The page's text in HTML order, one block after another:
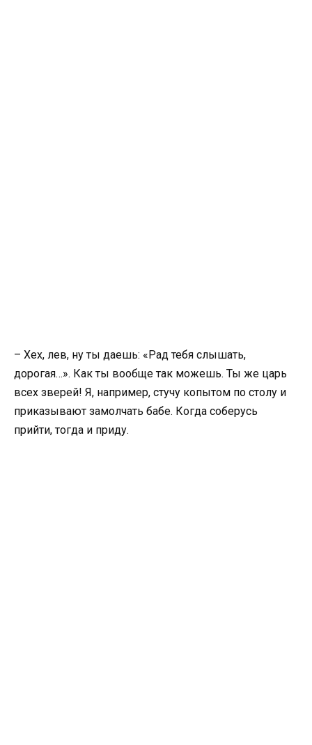
– Хех, лев, ну ты даешь: «Рад тебя слышать,
дорогая…». Как ты вообще так можешь. Ты же царь
всех зверей! Я, например, стучу копытом по столу и
приказывают замолчать бабе. Когда соберусь
прийти, тогда и приду.